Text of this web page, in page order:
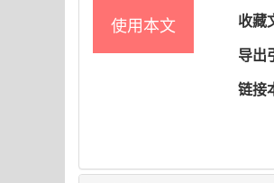
使用本文 收藏
导出
链接